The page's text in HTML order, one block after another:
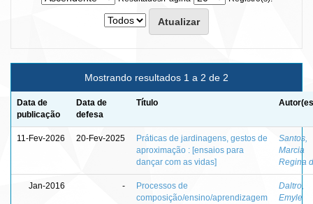
Mostrando resultados 1 a 2 de 2
Data de
publicação
Data de
defesa
Título
11-Fev-2026 20-Fev-2025
Práticas de jardinagens, gestos de
aproximação : [ensaios para
dançar com as vidas]
Santos,
Marcia
Regina
Jan-2016 -
Processos de
composição/ensino/aprendizagem
Daltro,
Emyle